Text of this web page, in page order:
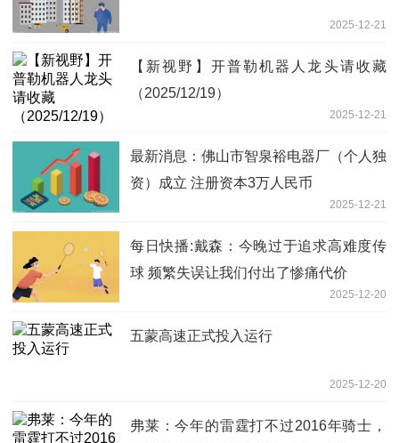
2025-12-21
【新视野】开普勒机器人龙头请收藏
（2025/12/19）
2025-12-21
最新消息：佛山市智泉裕电器厂（个人独
资）成立 注册资本3万人民币
2025-12-21
每日快播:戴森：今晚过于追求高难度传
球 频繁失误让我们付出了惨痛代价
2025-12-20
五蒙高速正式投入运行
2025-12-20
弗莱：今年的雷霆打不过2016年骑士，